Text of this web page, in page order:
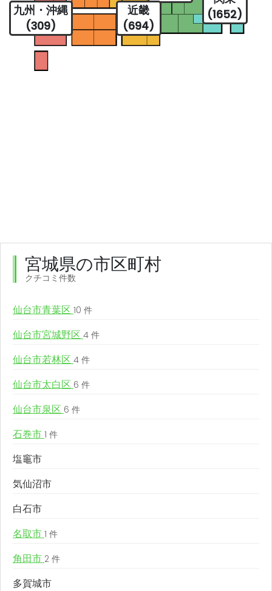
(1652)
近畿
(694)
九州・沖縄
(309)
宮城県の市区町村
クチコミ件数
仙台市青葉区 10 件
仙台市宮城野区 4 件
仙台市若林区 4 件
仙台市太白区 6 件
仙台市泉区 6 件
石巻市 1 件
塩竈市
気仙沼市
白石市
名取市 1 件
角田市 2 件
多賀城市